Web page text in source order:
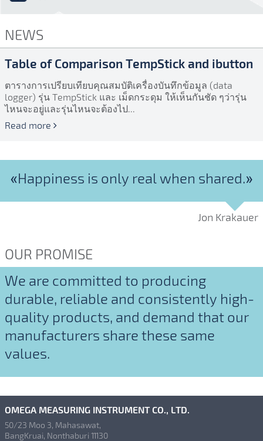
NEWS
Table of Comparison TempStick and ibutton
ตารางการเปรียบเทียบคุณสมบัติเครื่องบันทึกข้อมูล (data
logger) รุ่น TempStick และ เม็ดกระดุม ให้เห็นกันชัด ๆว่ารุ่น
ไหนจะอยู่และรุ่นไหนจะต้องไป...
Read more
«Happiness is only real when shared.»
Jon Krakauer
OUR PROMISE
We are committed to producing
durable, reliable and consistently high-
quality products, and demand that our
manufacturers share these same
values.
OMEGA MEASURING INSTRUMENT CO., LTD.
50/23 Moo 3, Mahasawat,
BangKruai, Nonthaburi 11130